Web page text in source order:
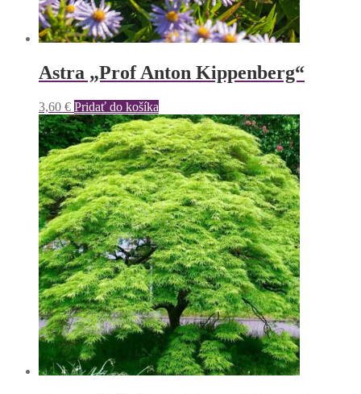
Astra „Prof Anton Kippenberg“
3,60 € Pridať do košíka